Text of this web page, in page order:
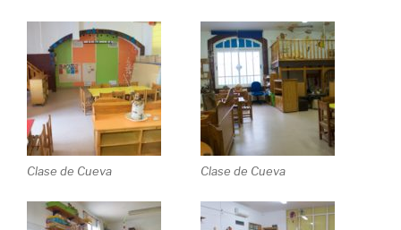
Clase de Cueva Clase de Cueva